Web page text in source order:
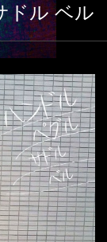
ドル ベル